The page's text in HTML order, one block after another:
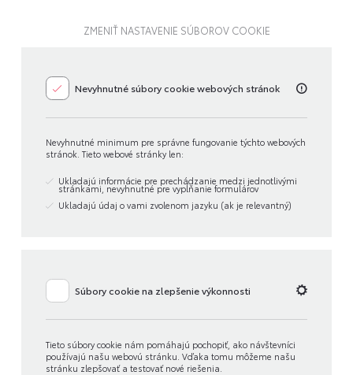
ZMENIŤ NASTAVENIE SÚBOROV COOKIE
Nevyhnutné súbory cookie webových stránok
Nevyhnutné minimum pre správne fungovanie týchto webových
stránok. Tieto webové stránky len:
Ukladajú informácie pre prechádzanie medzi jednotlivými
stránkami, nevyhnutné pre vypĺňanie formulárov
Ukladajú údaj o vami zvolenom jazyku (ak je relevantný)
Súbory cookie na zlepšenie výkonnosti
Tieto súbory cookie nám pomáhajú pochopiť, ako návštevníci
používajú našu webovú stránku. Vďaka tomu môžeme našu
stránku zlepšovať a testovať nové riešenia.